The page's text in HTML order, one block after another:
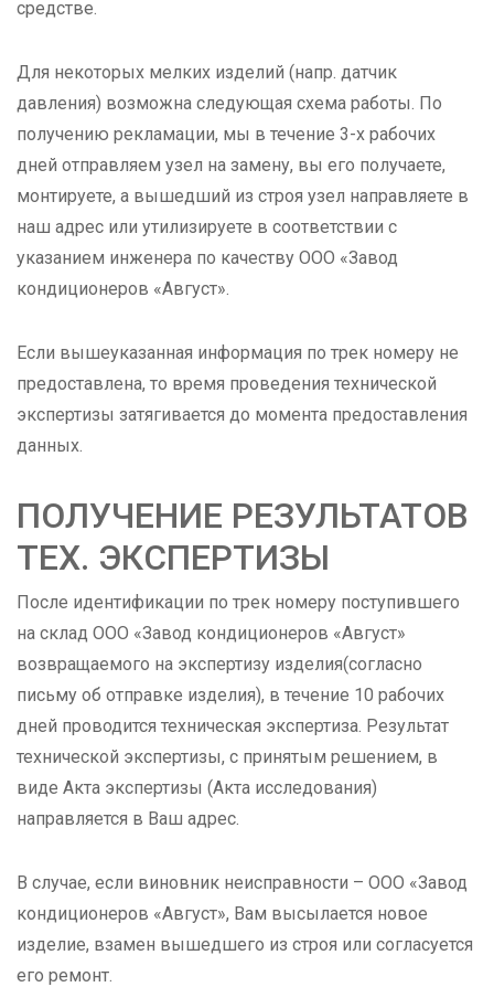
средстве.
Для некоторых мелких изделий (напр. датчик
давления) возможна следующая схема работы. По
получению рекламации, мы в течение 3-х рабочих
дней отправляем узел на замену, вы его получаете,
монтируете, а вышедший из строя узел направляете в
наш адрес или утилизируете в соответствии с
указанием инженера по качеству ООО «Завод
кондиционеров «Август».
Если вышеуказанная информация по трек номеру не
предоставлена, то время проведения технической
экспертизы затягивается до момента предоставления
данных.
ПОЛУЧЕНИЕ РЕЗУЛЬТАТОВ
ТЕХ. ЭКСПЕРТИЗЫ
После идентификации по трек номеру поступившего
на склад ООО «Завод кондиционеров «Август»
возвращаемого на экспертизу изделия(согласно
письму об отправке изделия), в течение 10 рабочих
дней проводится техническая экспертиза. Результат
технической экспертизы, с принятым решением, в
виде Акта экспертизы (Акта исследования)
направляется в Ваш адрес.
В случае, если виновник неисправности – ООО «Завод
кондиционеров «Август», Вам высылается новое
изделие, взамен вышедшего из строя или согласуется
его ремонт.